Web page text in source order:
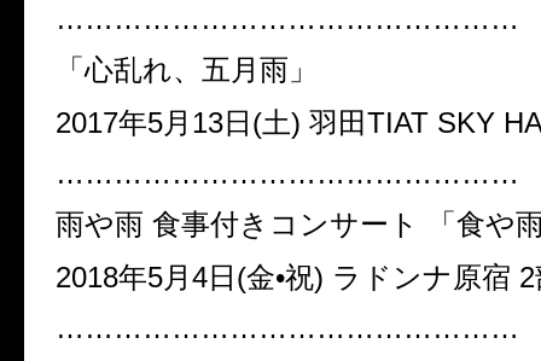
…………………………………………
「心乱れ、五月雨」
2017年5月13日(土) 羽田TIAT SKY
…………………………………………
雨や雨 食事付きコンサート 「食や
2018年5月4日(金•祝) ラドンナ原宿
…………………………………………